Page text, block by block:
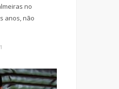
no
anos, não